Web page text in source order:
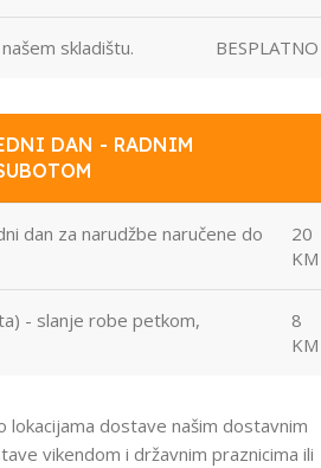
skladištu. BESPLATNO
DAN - RADNIM
dan za narudžbe naručene do
20
KM
- slanje robe petkom,
8
KM
lokacijama dostave našim dostavnim
vikendom i državnim praznicima ili